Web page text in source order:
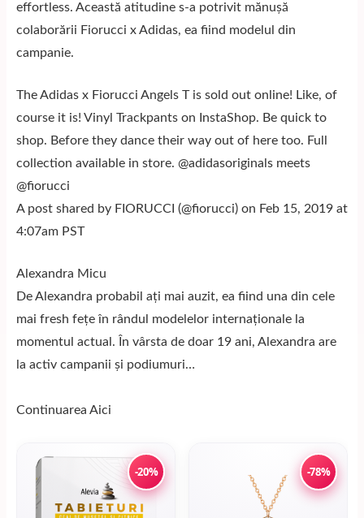
effortless. Această atitudine s-a potrivit mănușă
colaborării Fiorucci x Adidas, ea fiind modelul din
campanie.
The Adidas x Fiorucci Angels T is sold out online! Like, of
course it is! Vinyl Trackpants on InstaShop. Be quick to
shop. Before they dance their way out of here too. Full
collection available in store. @adidasoriginals meets
@fiorucci
A post shared by FIORUCCI (@fiorucci) on Feb 15, 2019 at
4:07am PST
Alexandra Micu
De Alexandra probabil ați mai auzit, ea fiind una din cele
mai fresh fețe în rândul modelelor internaționale la
momentul actual. În vârsta de doar 19 ani, Alexandra are
la activ campanii și podiumuri…
Continuarea Aici
-20% -78%